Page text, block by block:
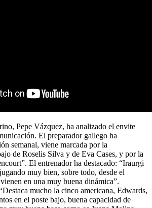
Pepe Vázquez, ha analizado el envite
El preparador gallego ha
semanal, viene marcada por la
de Roselis Silva y de Eva Cases, y por la
El entrenador ha destacado: “Iraurgi
muy bien, sobre todo, desde el
en una muy buena dinámica”.
mucho la cinco americana, Edwards,
en el poste bajo, buena capacidad de